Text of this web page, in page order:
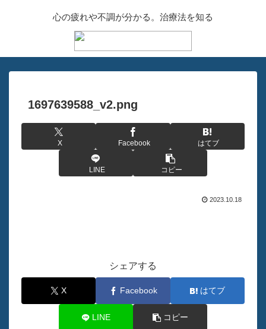
心の疲れや不調が分かる。治療法を知る
1697639588_v2.png
X Facebook はてブ
LINE コピー
2023.10.18
シェアする
X Facebook はてブ
LINE コピー